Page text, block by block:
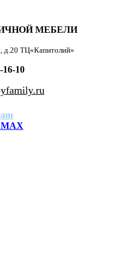
МЕБЕЛИ
д.20 ТЦ«Капитолий»
16-10
MAX